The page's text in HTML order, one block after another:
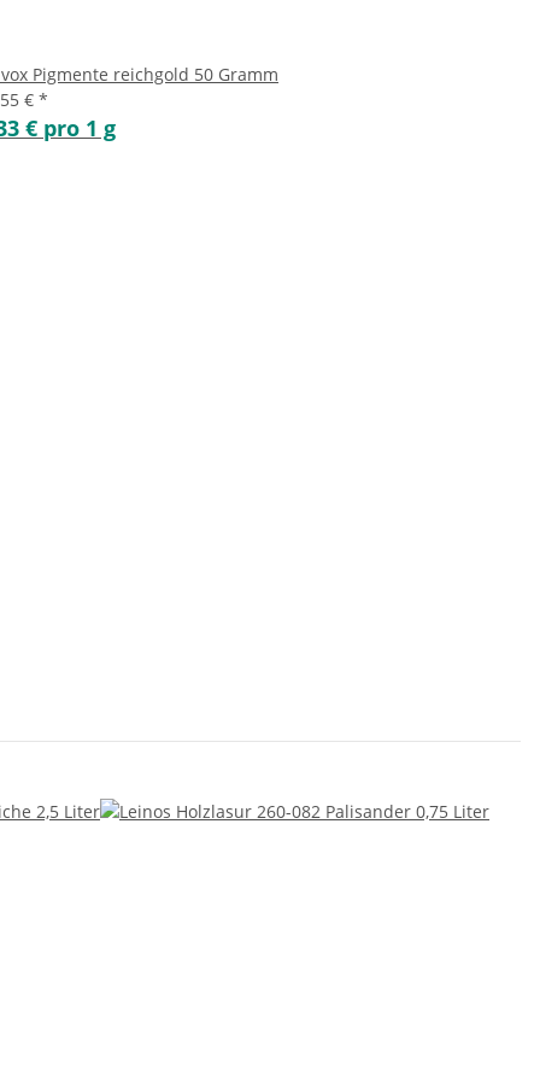
Pigmente reichgold 50 Gramm
€ *
€ pro 1 g